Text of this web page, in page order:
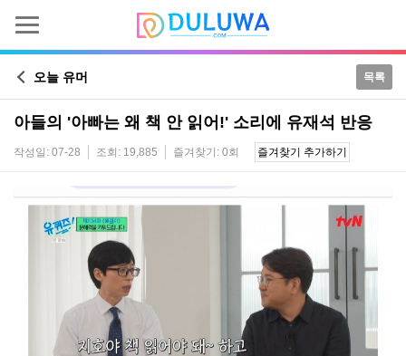
오늘 유머 목록
아들의 '아빠는 왜 책 안 읽어!' 소리에 유재석 반응
작성일: 07-28 조회: 19,885 즐겨찾기: 0회 즐겨찾기 추가하기